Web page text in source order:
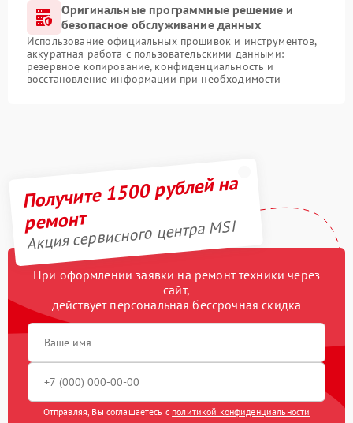
Оригинальные программные решение и
безопасное обслуживание данных
Использование официальных прошивок и инструментов,
аккуратная работа с пользовательскими данными:
резервное копирование, конфиденциальность и
восстановление информации при необходимости
Получите 1500 рублей на
ремонт
Акция сервисного центра MSI
При оформлении заявки на ремонт техники через
сайт,
действует персональная бессрочная скидка
Отправляя, Вы соглашаетесь с политикой конфиденциальности